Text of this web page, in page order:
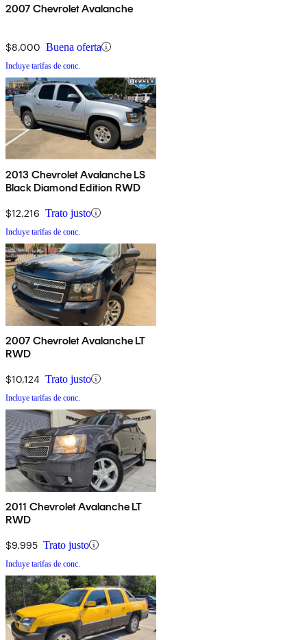
2007 Chevrolet Avalanche
$8,000 Buena oferta
Incluye tarifas de conc.
2013 Chevrolet Avalanche LS
Black Diamond Edition RWD
$12,216 Trato justo
Incluye tarifas de conc.
2007 Chevrolet Avalanche LT
RWD
$10,124 Trato justo
Incluye tarifas de conc.
2011 Chevrolet Avalanche LT
RWD
$9,995 Trato justo
Incluye tarifas de conc.